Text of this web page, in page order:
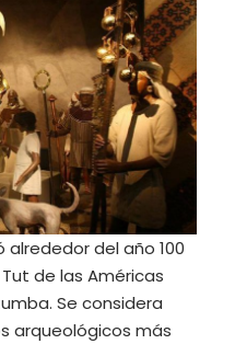
alrededor del año 100
de las Américas
Se considera
arqueológicos más